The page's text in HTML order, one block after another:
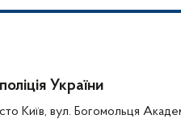
України
Київ, вул. Богомольця